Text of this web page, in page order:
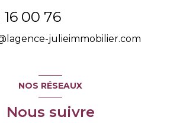
00 76
julieimmobilier.com
NOS RÉSEAUX
Nous suivre